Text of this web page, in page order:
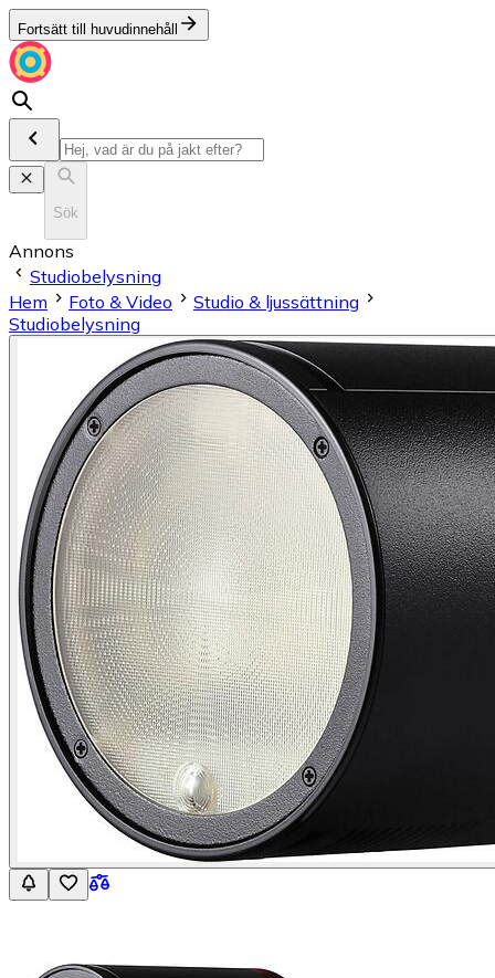
Fortsätt till huvudinnehåll
Sök
Annons
Studiobelysning
Hem
Foto & Video
Studio & ljussättning
Studiobelysning